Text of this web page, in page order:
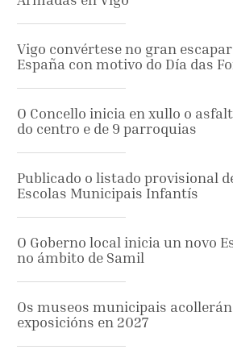
Vigo convértese no gran
España con motivo do Día das
O Concello inicia en xullo o
do centro e de 9 parroquias
Publicado o listado provisional
Escolas Municipais Infantís
O Goberno local inicia un novo
no ámbito de Samil
Os museos municipais
exposicións en 2027